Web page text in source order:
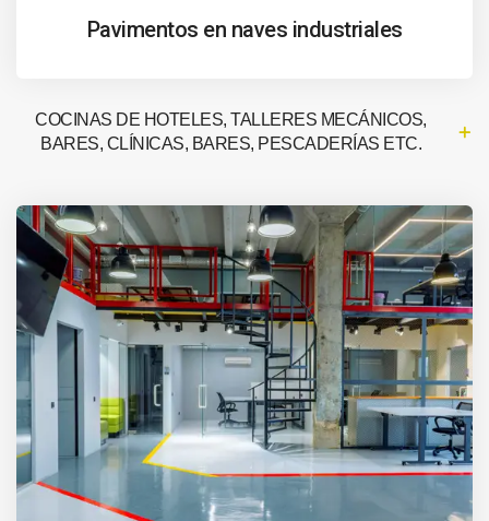
Pavimentos en naves industriales
COCINAS DE HOTELES, TALLERES MECÁNICOS,
BARES, CLÍNICAS, BARES, PESCADERÍAS ETC.